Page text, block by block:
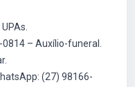
– Auxílio-funeral.
(27) 98166-